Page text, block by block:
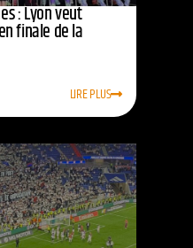
: Lyon veut
finale de la
LIRE PLUS